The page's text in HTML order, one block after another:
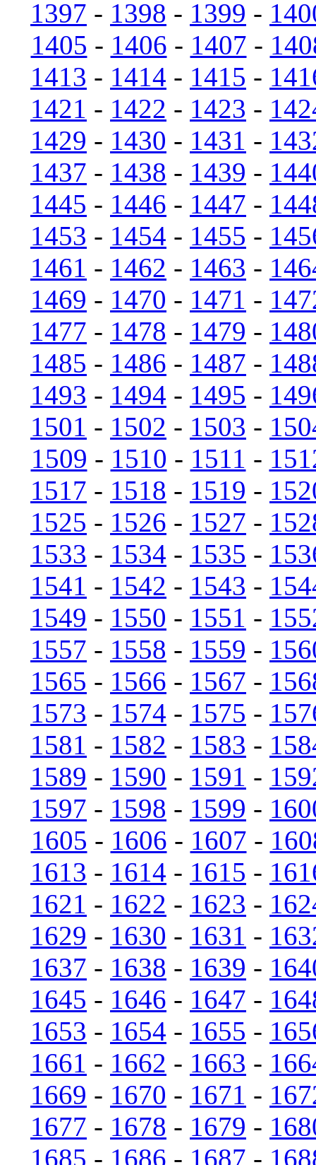
1397 - 1398 - 1399 -
1405 - 1406 - 1407 -
1413 - 1414 - 1415 -
1421 - 1422 - 1423 -
1429 - 1430 - 1431 -
1437 - 1438 - 1439 -
1445 - 1446 - 1447 -
1453 - 1454 - 1455 -
1461 - 1462 - 1463 -
1469 - 1470 - 1471 -
1477 - 1478 - 1479 -
1485 - 1486 - 1487 -
1493 - 1494 - 1495 -
1501 - 1502 - 1503 -
1509 - 1510 - 1511 -
1517 - 1518 - 1519 -
1525 - 1526 - 1527 -
1533 - 1534 - 1535 -
1541 - 1542 - 1543 -
1549 - 1550 - 1551 -
1557 - 1558 - 1559 -
1565 - 1566 - 1567 -
1573 - 1574 - 1575 -
1581 - 1582 - 1583 -
1589 - 1590 - 1591 -
1597 - 1598 - 1599 -
1605 - 1606 - 1607 -
1613 - 1614 - 1615 -
1621 - 1622 - 1623 -
1629 - 1630 - 1631 -
1637 - 1638 - 1639 -
1645 - 1646 - 1647 -
1653 - 1654 - 1655 -
1661 - 1662 - 1663 -
1669 - 1670 - 1671 -
1677 - 1678 - 1679 -
1685 - 1686 - 1687 -